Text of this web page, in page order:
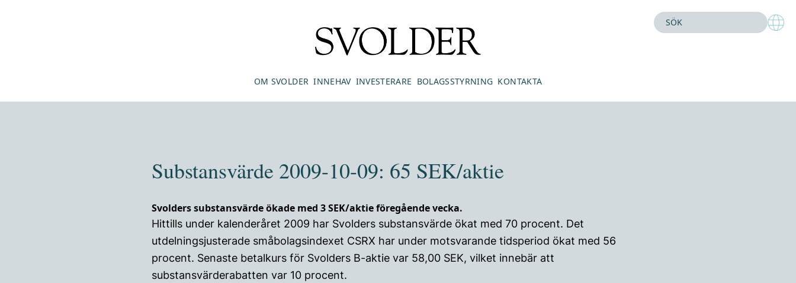
OM SVOLDER INNEHAV INVESTERARE BOLAGSSTYRNING KONTAKTA
Substansvärde 2009-10-09: 65 SEK/aktie
Svolders substansvärde ökade med 3 SEK/aktie föregående vecka.
Hittills under kalenderåret 2009 har Svolders substansvärde ökat med 70 procent. Det
utdelningsjusterade småbolagsindexet CSRX har under motsvarande tidsperiod ökat med 56
procent. Senaste betalkurs för Svolders B-aktie var 58,00 SEK, vilket innebär att
substansvärderabatten var 10 procent.